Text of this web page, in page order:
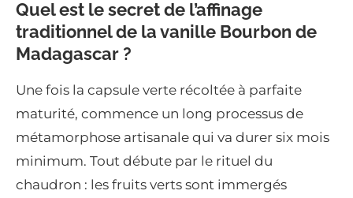
Quel est le secret de l’affinage
traditionnel de la vanille Bourbon de
Madagascar ?
Une fois la capsule verte récoltée à parfaite
maturité, commence un long processus de
métamorphose artisanale qui va durer six mois
minimum. Tout débute par le rituel du
chaudron : les fruits verts sont immergés